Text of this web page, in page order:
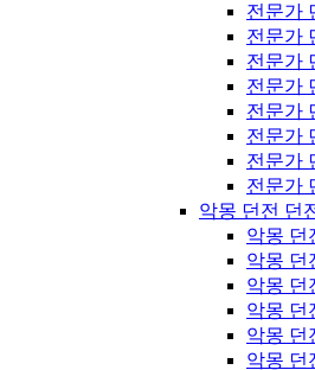
전문가
전문가
전문가
전문가
전문가
전문가
전문가
전문가
악몽 던전 던
악몽 던
악몽 던
악몽 던
악몽 던
악몽 던
악몽 던